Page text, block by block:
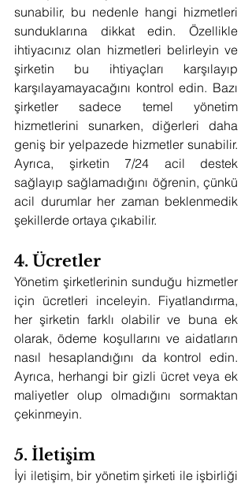
sunabilir, bu nedenle hangi hizmetleri
sunduklarına dikkat edin. Özellikle
ihtiyacınız olan hizmetleri belirleyin ve
şirketin bu ihtiyaçları karşılayıp
karşılayamayacağını kontrol edin. Bazı
şirketler sadece temel yönetim
hizmetlerini sunarken, diğerleri daha
geniş bir yelpazede hizmetler sunabilir.
Ayrıca, şirketin 7/24 acil destek
sağlayıp sağlamadığını öğrenin, çünkü
acil durumlar her zaman beklenmedik
şekillerde ortaya çıkabilir.
4. Ücretler
Yönetim şirketlerinin sunduğu hizmetler
için ücretleri inceleyin. Fiyatlandırma,
her şirketin farklı olabilir ve buna ek
olarak, ödeme koşullarını ve aidatların
nasıl hesaplandığını da kontrol edin.
Ayrıca, herhangi bir gizli ücret veya ek
maliyetler olup olmadığını sormaktan
çekinmeyin.
5. İletişim
İyi iletişim, bir yönetim şirketi ile işbirliği